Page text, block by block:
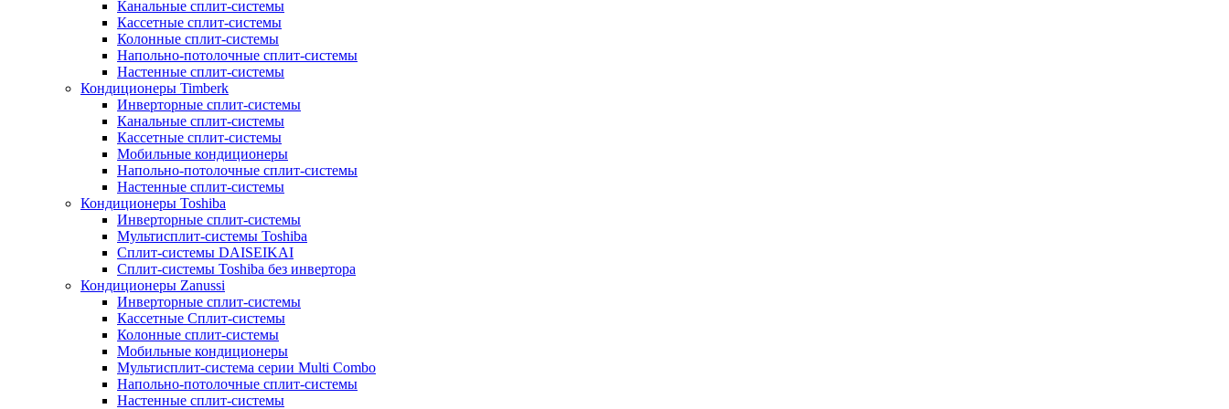
Канальные сплит-системы
Кассетные сплит-системы
Колонные сплит-системы
Напольно-потолочные сплит-системы
Настенные сплит-системы
Кондиционеры Timberk
Инверторные сплит-системы
Канальные сплит-системы
Кассетные сплит-системы
Мобильные кондиционеры
Напольно-потолочные сплит-системы
Настенные сплит-системы
Кондиционеры Toshiba
Инверторные сплит-системы
Мультисплит-системы Toshiba
Сплит-системы DAISEIKAI
Сплит-системы Toshiba без инвертора
Кондиционеры Zanussi
Инверторные сплит-системы
Кассетные Сплит-системы
Колонные сплит-системы
Мобильные кондиционеры
Мультисплит-система серии Multi Combo
Напольно-потолочные сплит-системы
Настенные сплит-системы